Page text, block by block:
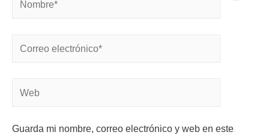
Guarda mi nombre, correo electrónico y web en este